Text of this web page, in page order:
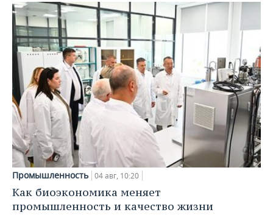
Промышленность 04 авг, 10:20
Как биоэкономика меняет
промышленность и качество жизни